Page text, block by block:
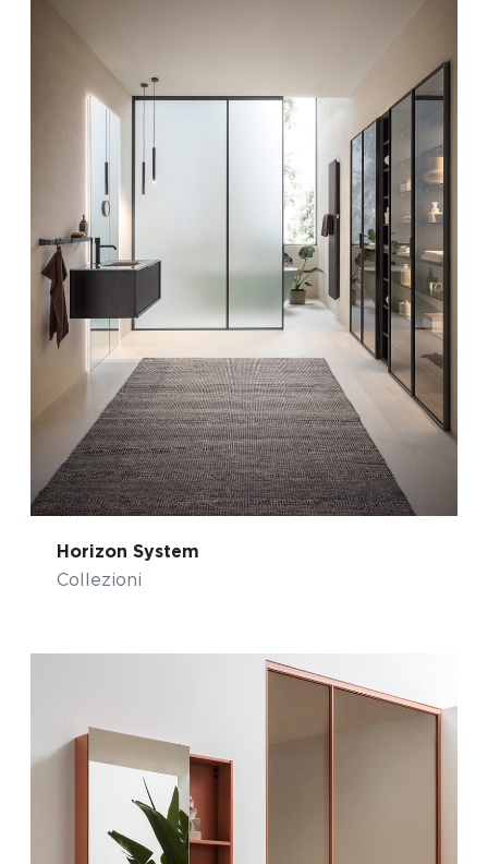
Horizon System
Collezioni